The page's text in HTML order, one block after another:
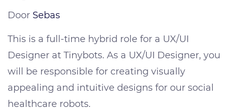
Door Sebas
This is a full-time hybrid role for a UX/UI
Designer at Tinybots. As a UX/UI Designer, you
will be responsible for creating visually
appealing and intuitive designs for our social
healthcare robots.